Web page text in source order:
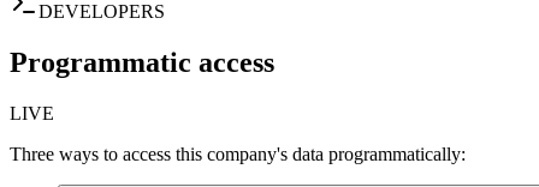
DEVELOPERS
Programmatic access
LIVE
Three ways to access this company's data programmatically: